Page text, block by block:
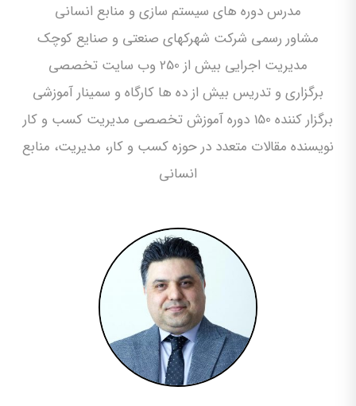
مدرس دوره های سیستم سازی و منابع انسانی
مشاور رسمی شرکت شهرکهای صنعتی و صنایع کوچک
مدیریت اجرایی بیش از 250 وب سایت تخصصی
برگزاری و تدریس بیش از ده ها کارگاه و سمینار آموزشی
برگزار کننده 150 دوره آموزش تخصصی مدیریت کسب و کار
نویسنده مقالات متعدد در حوزه کسب و کار، مدیریت، منابع
انسانی